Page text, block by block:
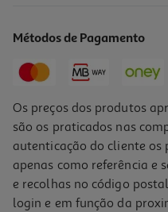
Métodos de Pagamento
Os preços dos produtos
são os praticados nas
autenticação do cliente os
apenas como referência e
e recolhas no código
login e em função da